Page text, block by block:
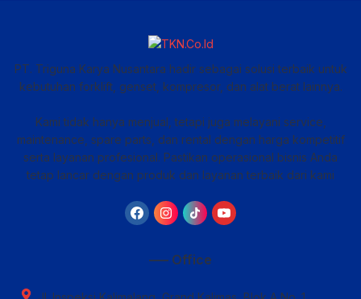
PT. Triguna Karya Nusantara hadir sebagai solusi terbaik untuk
kebutuhan forklift, genset, kompresor, dan alat berat lainnya.
Kami tidak hanya menjual, tetapi juga melayani service,
maintenance, spare parts, dan rental dengan harga kompetitif
serta layanan profesional. Pastikan operasional bisnis Anda
tetap lancar dengan produk dan layanan terbaik dari kami
—– Office